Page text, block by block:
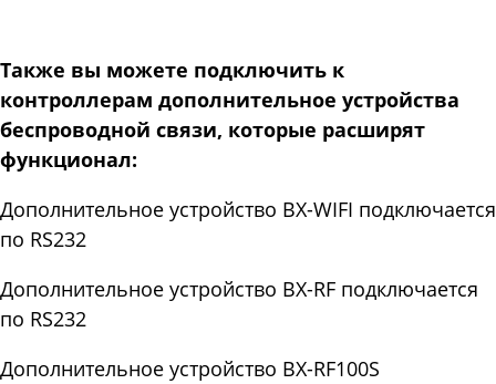
Также вы можете подключить к
контроллерам дополнительное устройства
беспроводной связи, которые расширят
функционал:
Дополнительное устройство BX-WIFI подключается
по RS232
Дополнительное устройство BX-RF подключается
по RS232
Дополнительное устройство BX-RF100S